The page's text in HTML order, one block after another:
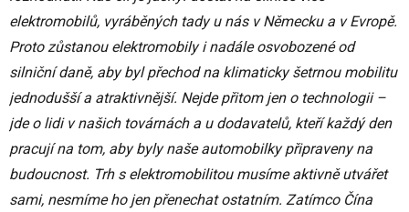
elektromobilů, vyráběných tady u nás v Německu a v Evropě.
Proto zůstanou elektromobily i nadále osvobozené od
silniční daně, aby byl přechod na klimaticky šetrnou mobilitu
jednodušší a atraktivnější. Nejde přitom jen o technologii –
jde o lidi v našich továrnách a u dodavatelů, kteří každý den
pracují na tom, aby byly naše automobilky připraveny na
budoucnost. Trh s elektromobilitou musíme aktivně utvářet
sami, nesmíme ho jen přenechat ostatním. Zatímco Čína